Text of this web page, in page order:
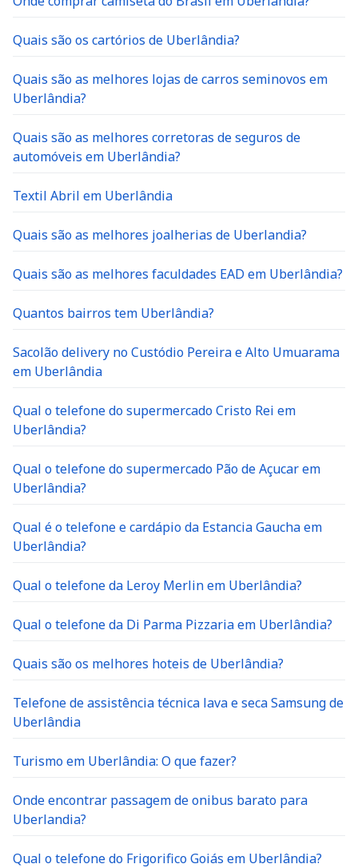
Quais são os cartórios de Uberlândia?
Quais são as melhores lojas de carros seminovos em
Uberlândia?
Quais são as melhores corretoras de seguros de
automóveis em Uberlândia?
Textil Abril em Uberlândia
Quais são as melhores joalherias de Uberlandia?
Quais são as melhores faculdades EAD em Uberlândia?
Quantos bairros tem Uberlândia?
Sacolão delivery no Custódio Pereira e Alto Umuarama
em Uberlândia
Qual o telefone do supermercado Cristo Rei em
Uberlândia?
Qual o telefone do supermercado Pão de Açucar em
Uberlândia?
Qual é o telefone e cardápio da Estancia Gaucha em
Uberlândia?
Qual o telefone da Leroy Merlin em Uberlândia?
Qual o telefone da Di Parma Pizzaria em Uberlândia?
Quais são os melhores hoteis de Uberlândia?
Telefone de assistência técnica lava e seca Samsung de
Uberlândia
Turismo em Uberlândia: O que fazer?
Onde encontrar passagem de onibus barato para
Uberlandia?
Qual o telefone do Frigorifico Goiás em Uberlândia?